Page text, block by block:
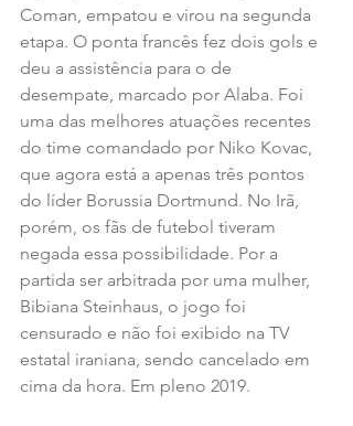
Coman, empatou e virou na segunda
etapa. O ponta francês fez dois gols e
deu a assistência para o de
desempate, marcado por Alaba. Foi
uma das melhores atuações recentes
do time comandado por Niko Kovac,
que agora está a apenas três pontos
do líder Borussia Dortmund. No Irã,
porém, os fãs de futebol tiveram
negada essa possibilidade. Por a
partida ser arbitrada por uma mulher,
Bibiana Steinhaus, o jogo foi
censurado e não foi exibido na TV
estatal iraniana, sendo cancelado em
cima da hora. Em pleno 2019.